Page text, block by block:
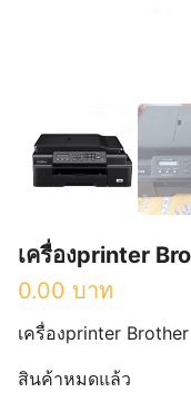
เครื่องprinter
0.00 บาท
เครื่องprinter
สินค้าหมดแล้ว